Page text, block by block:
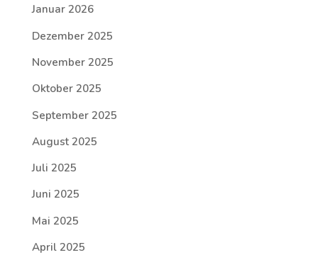
Januar 2026
Dezember 2025
November 2025
Oktober 2025
September 2025
August 2025
Juli 2025
Juni 2025
Mai 2025
April 2025